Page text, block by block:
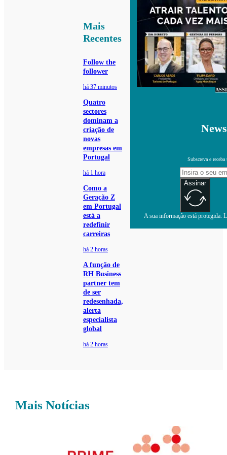
Mais
Recentes
Follow the
follower
há 37 minutos
Quatro
sectores
dominam a
criação de
novas
empresas em
Portugal
há 1 hora
Como a
Geração Z
em Portugal
está a
redefinir
carreiras
há 2 horas
A função de
RH Business
partner tem
de ser
redesenhada,
alerta
especialista
global
há 2 horas
Subscreva e
Assinar
A sua informação está protegida.
Mais Notícias